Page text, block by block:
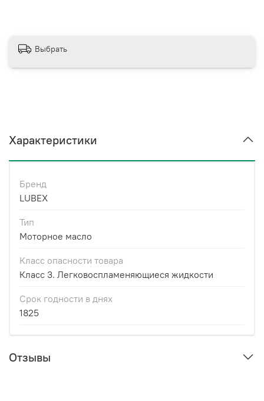
Выбрать
Характеристики
Бренд
LUBEX
Тип
Моторное масло
Класс опасности товара
Класс 3. Легковоспламеняющиеся жидкости
Срок годности в днях
1825
Отзывы